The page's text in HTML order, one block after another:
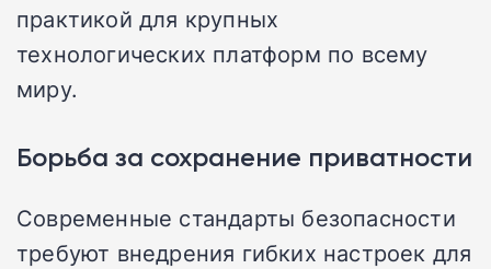
практикой для крупных
технологических платформ по всему
миру.
Борьба за сохранение приватности
Современные стандарты безопасности
требуют внедрения гибких настроек для